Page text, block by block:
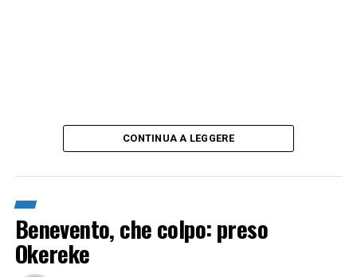
CONTINUA A LEGGERE
Benevento, che colpo: preso
Okereke